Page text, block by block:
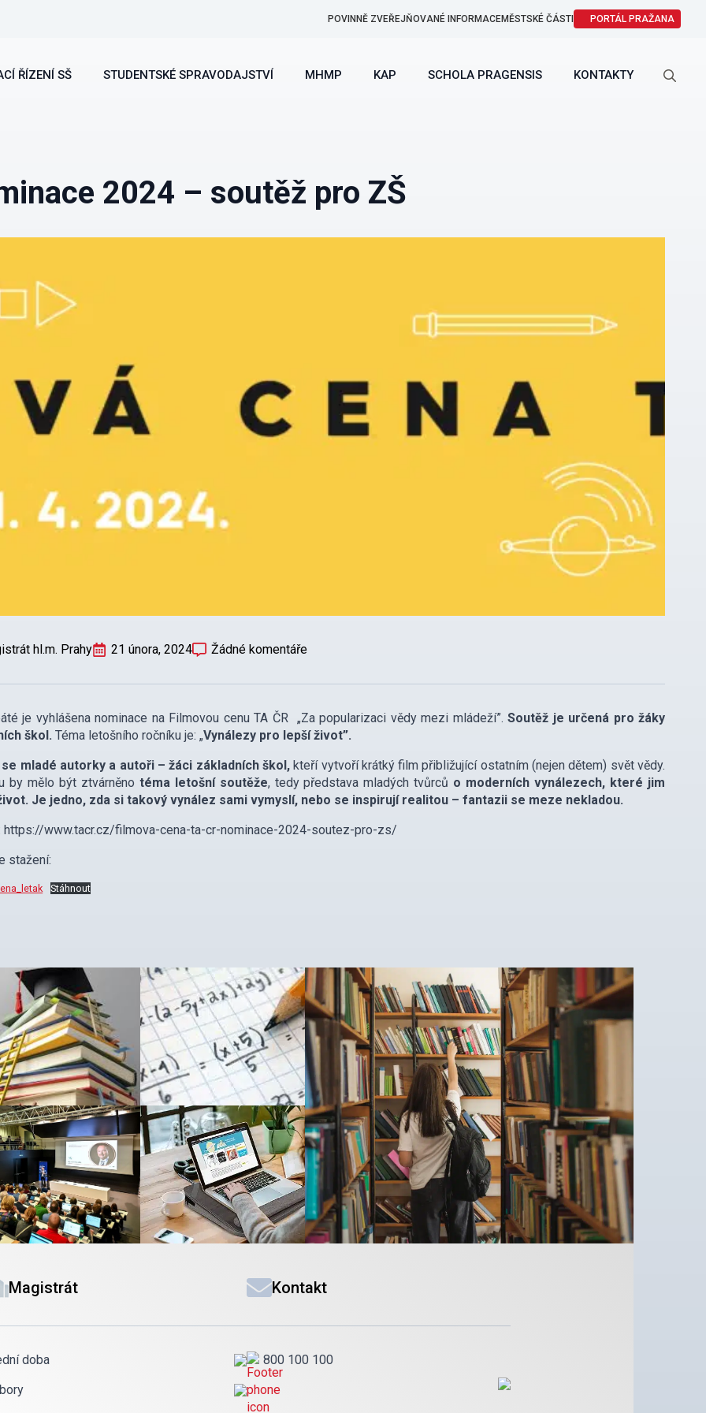
POVINNĚ ZVEŘEJŇOVANÉ INFORMACEMĚSTSKÉ ČÁSTI PORTÁL PRAŽANA
ŘÍZENÍ SŠ STUDENTSKÉ SPRAVODAJSTVÍ MHMP KAP SCHOLA PRAGENSIS KONTAKTY
2024 – soutěž pro ZŠ
hl.m. Prahy 21 února, 2024 Žádné komentáře
je vyhlášena nominace na Filmovou cenu TA ČR „Za popularizaci vědy mezi mládeží”.Soutěž je určená pro žáky
škol.Téma letošního ročníku je: „Vynálezy pro lepší život”.
se mladé autorky a autoři – žáci základních škol,kteří vytvoří krátký film přibližující ostatním (nejen dětem) svět vědy.
by mělo být ztvárněno téma letošní soutěže, tedy představa mladých tvůrců o moderních vynálezech, které jim
Je jedno, zda si takový vynález sami vymyslí, nebo se inspirují realitou – fantazii se meze nekladou.
https://www.tacr.cz/filmova-cena-ta-cr-nominace-2024-soutez-pro-zs/
stažení:
Stáhnout
Magistrát
doba
Kontakt
800 100 100